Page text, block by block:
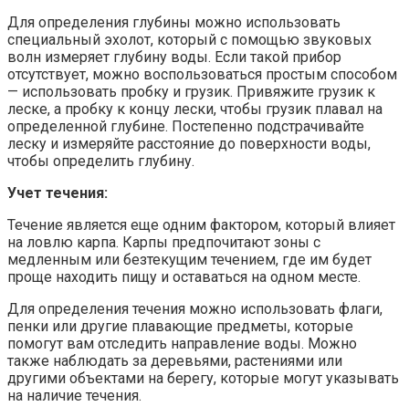
Для определения глубины можно использовать
специальный эхолот, который с помощью звуковых
волн измеряет глубину воды. Если такой прибор
отсутствует, можно воспользоваться простым способом
— использовать пробку и грузик. Привяжите грузик к
леске, а пробку к концу лески, чтобы грузик плавал на
определенной глубине. Постепенно подстрачивайте
леску и измеряйте расстояние до поверхности воды,
чтобы определить глубину.
Учет течения:
Течение является еще одним фактором, который влияет
на ловлю карпа. Карпы предпочитают зоны с
медленным или безтекущим течением, где им будет
проще находить пищу и оставаться на одном месте.
Для определения течения можно использовать флаги,
пенки или другие плавающие предметы, которые
помогут вам отследить направление воды. Можно
также наблюдать за деревьями, растениями или
другими объектами на берегу, которые могут указывать
на наличие течения.